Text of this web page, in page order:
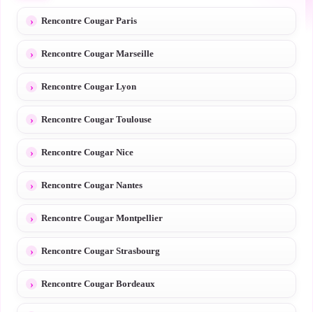
Rencontre Cougar Paris
Rencontre Cougar Marseille
Rencontre Cougar Lyon
Rencontre Cougar Toulouse
Rencontre Cougar Nice
Rencontre Cougar Nantes
Rencontre Cougar Montpellier
Rencontre Cougar Strasbourg
Rencontre Cougar Bordeaux